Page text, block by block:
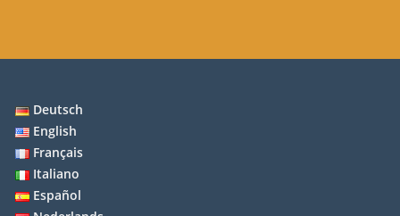
Deutsch
English
Français
Italiano
Español